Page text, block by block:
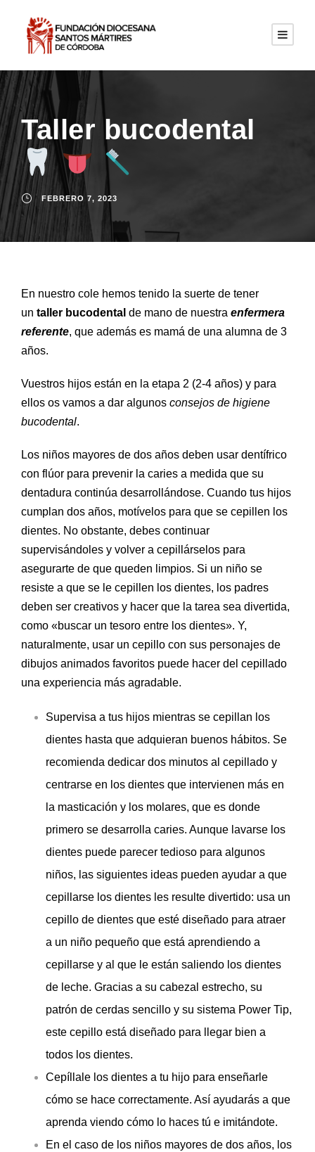
Taller bucodental
FEBRERO 7, 2023
En nuestro cole hemos tenido la suerte de tener
un taller bucodental de mano de nuestra enfermera
referente, que además es mamá de una alumna de 3
años.
Vuestros hijos están en la etapa 2 (2-4 años) y para
ellos os vamos a dar algunos consejos de higiene
bucodental.
Los niños mayores de dos años deben usar dentífrico
con flúor para prevenir la caries a medida que su
dentadura continúa desarrollándose. Cuando tus hijos
cumplan dos años, motívelos para que se cepillen los
dientes. No obstante, debes continuar
supervisándoles y volver a cepillárselos para
asegurarte de que queden limpios. Si un niño se
resiste a que se le cepillen los dientes, los padres
deben ser creativos y hacer que la tarea sea divertida,
como «buscar un tesoro entre los dientes». Y,
naturalmente, usar un cepillo con sus personajes de
dibujos animados favoritos puede hacer del cepillado
una experiencia más agradable.
Supervisa a tus hijos mientras se cepillan los
dientes hasta que adquieran buenos hábitos. Se
recomienda dedicar dos minutos al cepillado y
centrarse en los dientes que intervienen más en
la masticación y los molares, que es donde
primero se desarrolla caries. Aunque lavarse los
dientes puede parecer tedioso para algunos
niños, las siguientes ideas pueden ayudar a que
cepillarse los dientes les resulte divertido: usa un
cepillo de dientes que esté diseñado para atraer
a un niño pequeño que está aprendiendo a
cepillarse y al que le están saliendo los dientes
de leche. Gracias a su cabezal estrecho, su
patrón de cerdas sencillo y su sistema Power Tip,
este cepillo está diseñado para llegar bien a
todos los dientes.
Cepíllale los dientes a tu hijo para enseñarle
cómo se hace correctamente. Así ayudarás a que
aprenda viendo cómo lo haces tú e imitándote.
En el caso de los niños mayores de dos años, los